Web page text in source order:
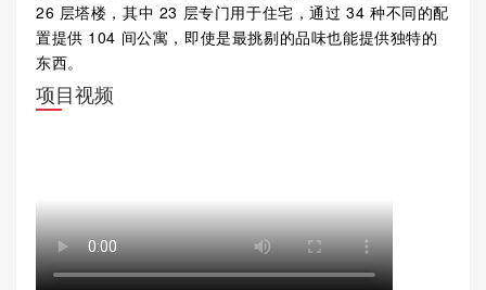
26 层塔楼，其中 23 层专门用于住宅，通过 34 种不同的配
置提供 104 间公寓，即使是最挑剔的品味也能提供独特的
东西。
项目视频